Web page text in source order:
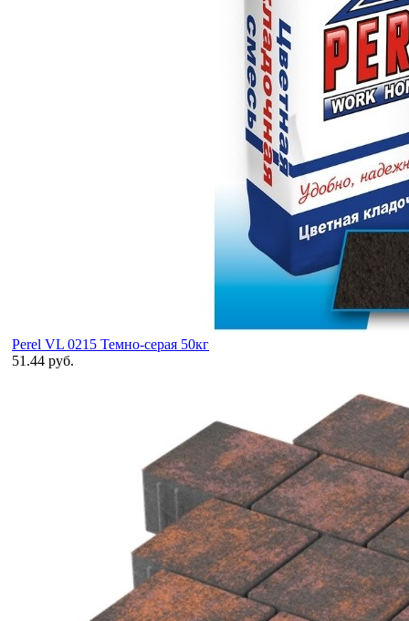
Perel VL 0215 Темно-серая 50кг
51.44 руб.